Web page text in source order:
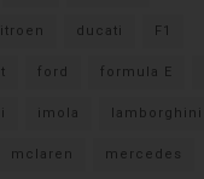
ducati F1
ford formula E
imola lamborghini
mclaren mercedes